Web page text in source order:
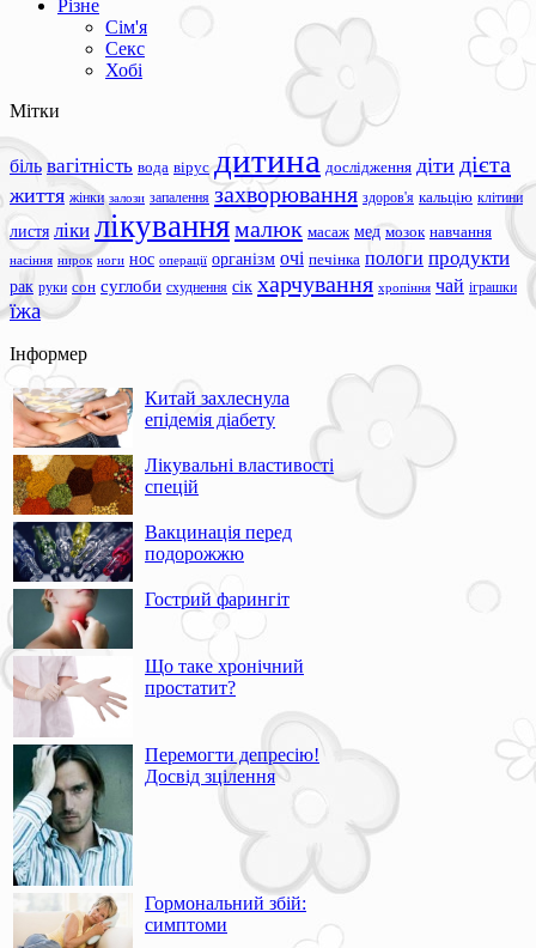
Різне
Сім'я
Секс
Хобі
Мітки
біль вагітність вода вірус дитина дослідження діти дієта
життя жінки залози запалення захворювання здоров'я кальцію клітини
листя ліки лікуваннямалюк масаж мед мозок навчання
насіння нирок ноги нос операції організм очі печінка пологи продукти
рак руки сон суглоби схуднення сік харчування хропіння чай іграшки
їжа
Інформер
Китай захлеснула
епідемія діабету
Лікувальні властивості
спецій
Вакцинація перед
подорожжю
Гострий фарингіт
Що таке хронічний
простатит?
Перемогти депресію!
Досвід зцілення
Гормональний збій:
симптоми